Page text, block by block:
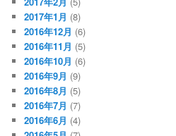
2017年1月 (8)
2016年12月 (6)
2016年11月 (5)
2016年10月 (6)
2016年9月 (9)
2016年8月 (5)
2016年7月 (7)
2016年6月 (4)